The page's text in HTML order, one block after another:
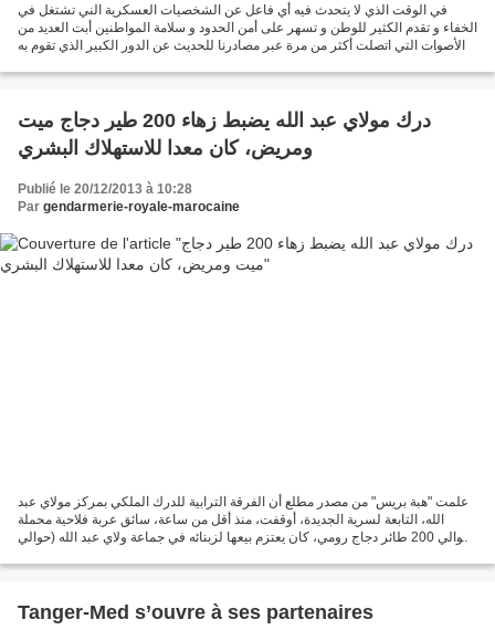
في الوقت الذي لا يتحدث فيه أي فاعل عن الشخصيات العسكرية الني تشتغل في
الخفاء و تقدم الكثير للوطن و تسهر على أمن الحدود و سلامة المواطنين أبت العديد من
الأصوات التي اتصلت أكثر من مرة عبر مصادرنا للحديث عن الدور الكبير الذي تقوم به
درك مولاي عبد الله يضبط زهاء 200 طير دجاج ميت
ومريض، كان معدا للاستهلاك البشري
Publié le 20/12/2013 à 10:28
Par gendarmerie-royale-marocaine
علمت "هبة بريس" من مصدر مطلع أن الفرقة الترابية للدرك الملكي بمركز مولاي عبد
الله، التابعة لسرية الجديدة، أوقفت، منذ أقل من ساعة، سائق عربة فلاحية محملة
بحوالي 200 طائر دجاج رومي، كان يعتزم بيعها لزبنائه في جماعة ولاي عبد الله (حوالي
Tanger-Med s’ouvre à ses partenaires